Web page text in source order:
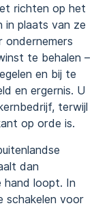
richten op het
in plaats van ze
te behalen –
en bij te
en ergernis. U
terwijl
op orde is.
dan
loopt. In
schakelen voor